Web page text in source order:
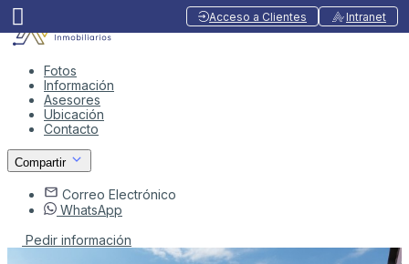
Acceso a Clientes Intranet
Fotos
Información
Asesores
Ubicación
Contacto
Compartir
Correo Electrónico
WhatsApp
Pedir información